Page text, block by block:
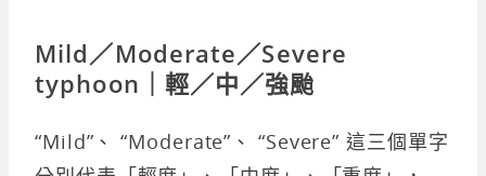
Mild／Moderate／Severe
typhoon｜輕／中／強颱
“Mild”、 “Moderate”、 “Severe” 這三個單字